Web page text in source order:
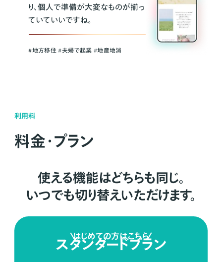
り、個人で準備が大変なものが揃っ
ていていいですね。
#地方移住 #夫婦で起業 #地産地消
利用料
料金・プラン
使える機能はどちらも同じ。
いつでも切り替えいただけます。
はじめての方はこちら
スタンダードプラン